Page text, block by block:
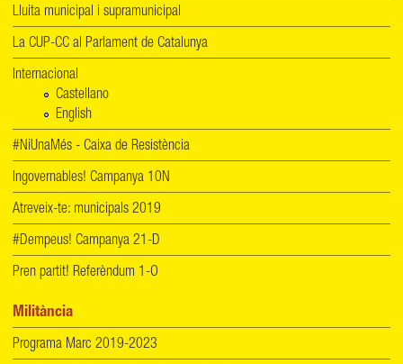
Lluita municipal i supramunicipal
La CUP-CC al Parlament de Catalunya
Internacional
Castellano
English
#NiUnaMés - Caixa de Resistència
Ingovernables! Campanya 10N
Atreveix-te: municipals 2019
#Dempeus! Campanya 21-D
Pren partit! Referèndum 1-O
Militància
Programa Marc 2019-2023